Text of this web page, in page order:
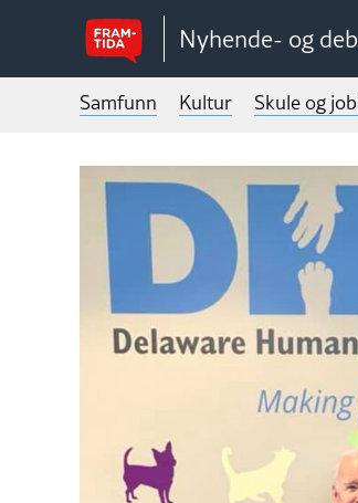
Nyhende- og
Samfunn Kultur Skule og